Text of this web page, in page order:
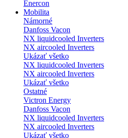
Enercon
Mobilita
Námorné
Danfoss Vacon
NX liquidcooled Inverters
NX aircooled Inverters
Ukázať všetko
NX liquidcooled Inverters
NX aircooled Inverters
Ukázať všetko
Ostatné
Victron Energy
Danfoss Vacon
NX liquidcooled Inverters
NX aircooled Inverters
Ukázať všetko